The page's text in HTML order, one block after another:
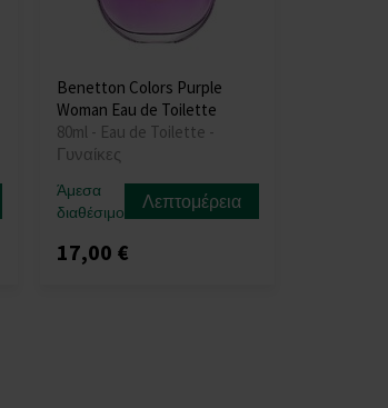
Benetton Colors Purple
Woman Eau de Toilette
80ml - Eau de Toilette -
Γυναίκες
Άμεσα
διαθέσιμο
Λεπτομέρεια
17,00 €